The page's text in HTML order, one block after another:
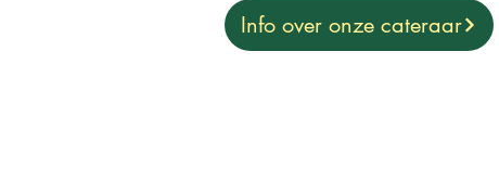
Info over onze cateraar